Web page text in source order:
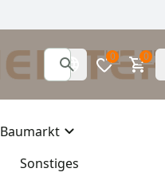
0 0
Baumarkt
Sonstiges